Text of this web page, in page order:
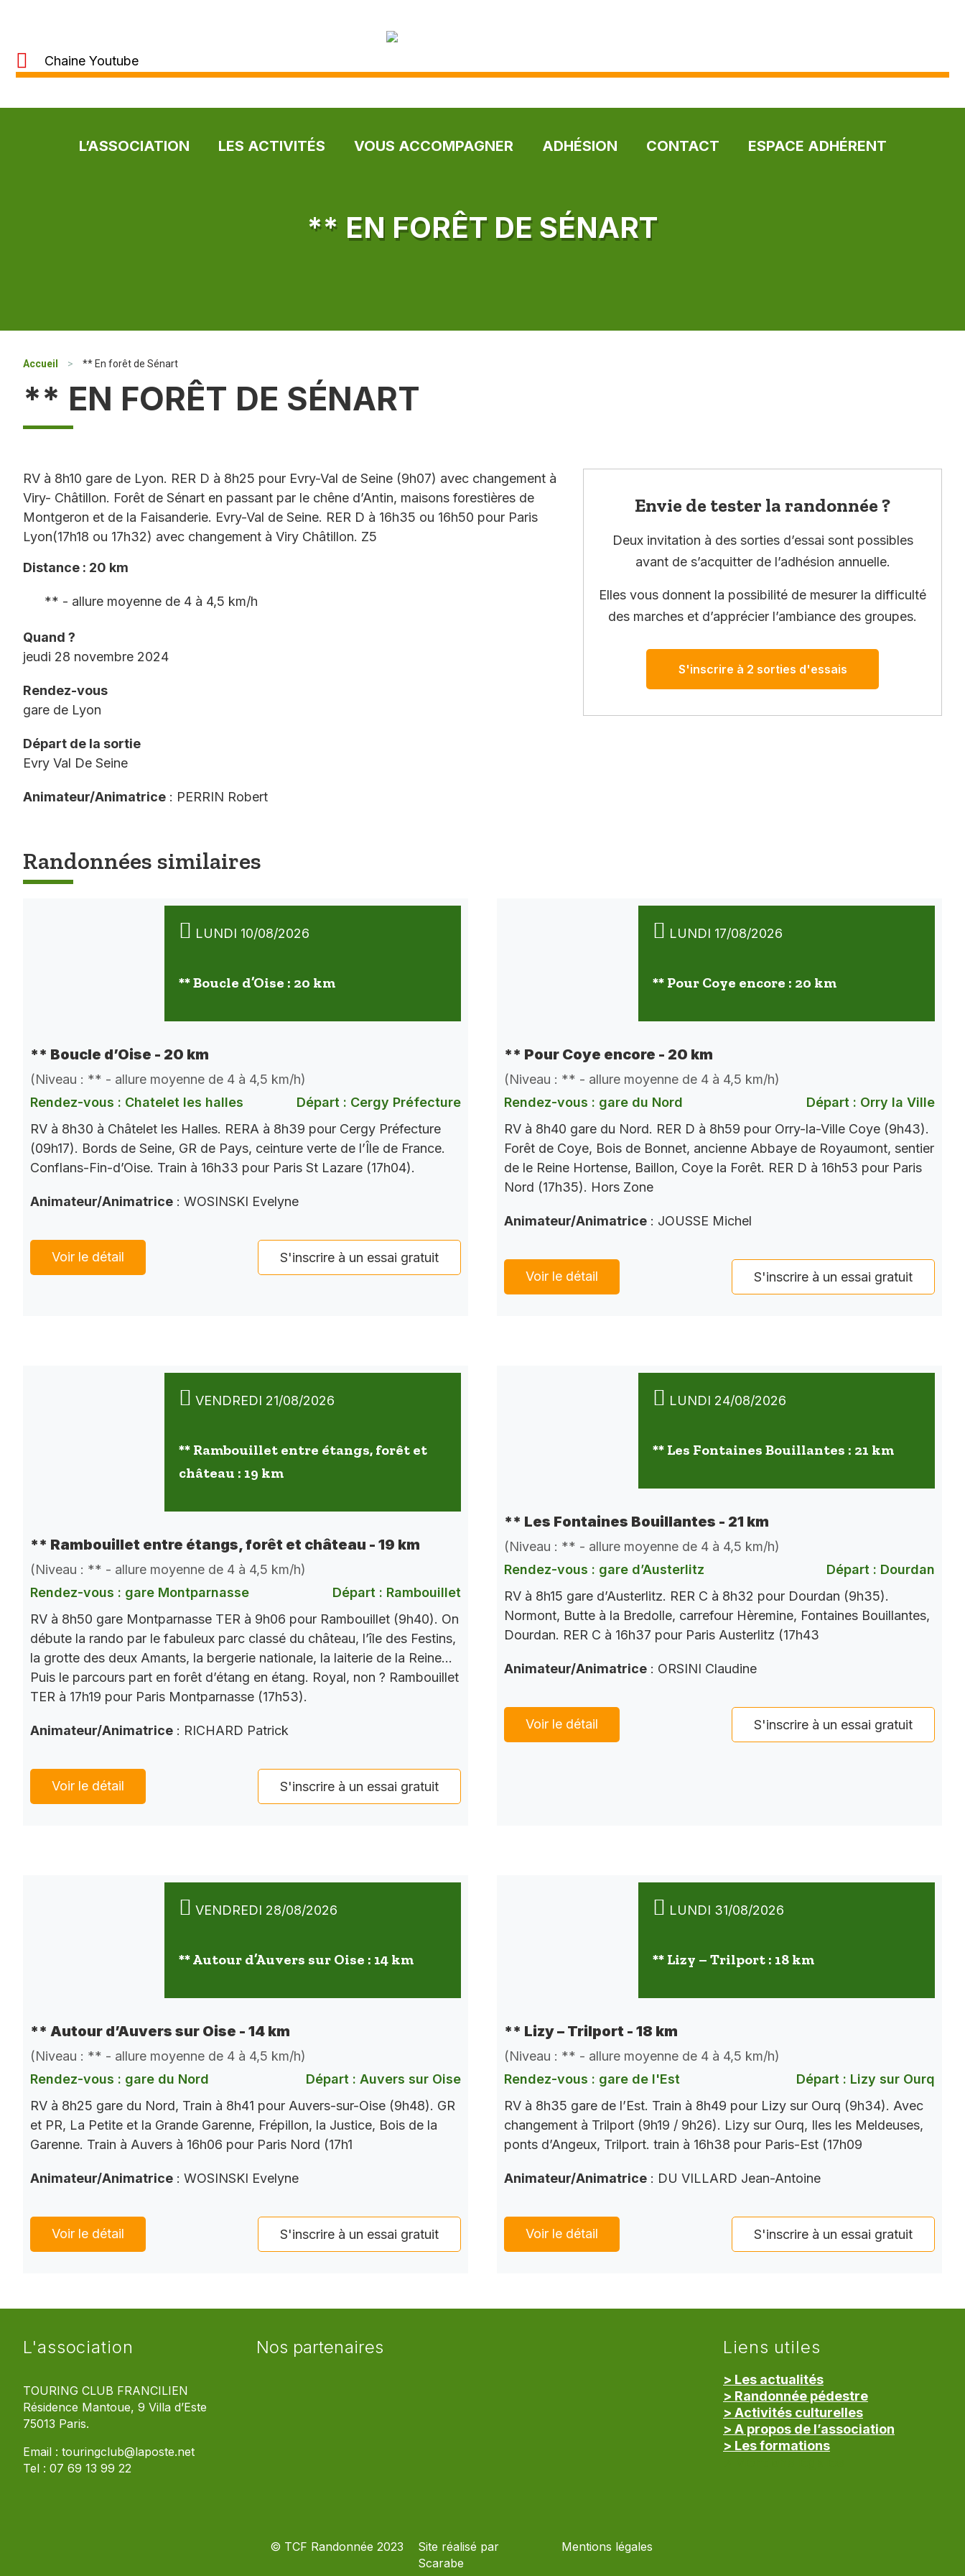
Chaine Youtube
L’ASSOCIATION LES ACTIVITÉS VOUS ACCOMPAGNER ADHÉSION CONTACT ESPACE ADHÉRENT
** EN FORÊT DE SÉNART
Accueil > ** En forêt de Sénart
** EN FORÊT DE SÉNART
RV à 8h10 gare de Lyon. RER D à 8h25 pour Evry-Val de Seine (9h07) avec changement à
Viry- Châtillon. Forêt de Sénart en passant par le chêne d’Antin, maisons forestières de
Montgeron et de la Faisanderie. Evry-Val de Seine. RER D à 16h35 ou 16h50 pour Paris
Lyon(17h18 ou 17h32) avec changement à Viry Châtillon. Z5
Distance : 20 km
** - allure moyenne de 4 à 4,5 km/h
Quand ?
jeudi 28 novembre 2024
Rendez-vous
gare de Lyon
Départ de la sortie
Evry Val De Seine
Animateur/Animatrice : PERRIN Robert
Envie de tester la randonnée ?
Deux invitation à des sorties d’essai sont possibles
avant de s’acquitter de l’adhésion annuelle.
Elles vous donnent la possibilité de mesurer la difficulté
des marches et d’apprécier l’ambiance des groupes.
S'inscrire à 2 sorties d'essais
Randonnées similaires
LUNDI 10/08/2026
** Boucle d’Oise : 20 km
** Boucle d’Oise - 20 km
(Niveau : ** - allure moyenne de 4 à 4,5 km/h)
Rendez-vous : Chatelet les halles
Départ : Cergy Préfecture
RV à 8h30 à Châtelet les Halles. RERA à 8h39 pour Cergy Préfecture
(09h17). Bords de Seine, GR de Pays, ceinture verte de l’Île de France.
Conflans-Fin-d’Oise. Train à 16h33 pour Paris St Lazare (17h04).
Animateur/Animatrice : WOSINSKI Evelyne
Voir le détail S'inscrire à un essai gratuit
LUNDI 17/08/2026
** Pour Coye encore : 20 km
** Pour Coye encore - 20 km
(Niveau : ** - allure moyenne de 4 à 4,5 km/h)
Rendez-vous : gare du Nord
Départ : Orry la Ville
RV à 8h40 gare du Nord. RER D à 8h59 pour Orry-la-Ville Coye (9h43).
Forêt de Coye, Bois de Bonnet, ancienne Abbaye de Royaumont, sentier
de le Reine Hortense, Baillon, Coye la Forêt. RER D à 16h53 pour Paris
Nord (17h35). Hors Zone
Animateur/Animatrice : JOUSSE Michel
Voir le détail S'inscrire à un essai gratuit
VENDREDI 21/08/2026
** Rambouillet entre étangs, forêt et
château : 19 km
** Rambouillet entre étangs, forêt et château - 19 km
(Niveau : ** - allure moyenne de 4 à 4,5 km/h)
Rendez-vous : gare Montparnasse
Départ : Rambouillet
RV à 8h50 gare Montparnasse TER à 9h06 pour Rambouillet (9h40). On
débute la rando par le fabuleux parc classé du château, l’île des Festins,
la grotte des deux Amants, la bergerie nationale, la laiterie de la Reine…
Puis le parcours part en forêt d’étang en étang. Royal, non ? Rambouillet
TER à 17h19 pour Paris Montparnasse (17h53).
Animateur/Animatrice : RICHARD Patrick
Voir le détail S'inscrire à un essai gratuit
LUNDI 24/08/2026
** Les Fontaines Bouillantes : 21 km
** Les Fontaines Bouillantes - 21 km
(Niveau : ** - allure moyenne de 4 à 4,5 km/h)
Rendez-vous : gare d’Austerlitz
Départ : Dourdan
RV à 8h15 gare d’Austerlitz. RER C à 8h32 pour Dourdan (9h35).
Normont, Butte à la Bredolle, carrefour Hèremine, Fontaines Bouillantes,
Dourdan. RER C à 16h37 pour Paris Austerlitz (17h43
Animateur/Animatrice : ORSINI Claudine
Voir le détail S'inscrire à un essai gratuit
VENDREDI 28/08/2026
** Autour d’Auvers sur Oise : 14 km
** Autour d’Auvers sur Oise - 14 km
(Niveau : ** - allure moyenne de 4 à 4,5 km/h)
Rendez-vous : gare du Nord
Départ : Auvers sur Oise
RV à 8h25 gare du Nord, Train à 8h41 pour Auvers-sur-Oise (9h48). GR
et PR, La Petite et la Grande Garenne, Frépillon, la Justice, Bois de la
Garenne. Train à Auvers à 16h06 pour Paris Nord (17h1
Animateur/Animatrice : WOSINSKI Evelyne
Voir le détail S'inscrire à un essai gratuit
LUNDI 31/08/2026
** Lizy – Trilport : 18 km
** Lizy – Trilport - 18 km
(Niveau : ** - allure moyenne de 4 à 4,5 km/h)
Rendez-vous : gare de l'Est
Départ : Lizy sur Ourq
RV à 8h35 gare de l’Est. Train à 8h49 pour Lizy sur Ourq (9h34). Avec
changement à Trilport (9h19 / 9h26). Lizy sur Ourq, Iles les Meldeuses,
ponts d’Angeux, Trilport. train à 16h38 pour Paris-Est (17h09
Animateur/Animatrice : DU VILLARD Jean-Antoine
Voir le détail S'inscrire à un essai gratuit
L'association
TOURING CLUB FRANCILIEN
Résidence Mantoue, 9 Villa d’Este
75013 Paris.
Email : touringclub@laposte.net
Tel : 07 69 13 99 22
Nos partenaires Liens utiles
> Les actualités
> Randonnée pédestre
> Activités culturelles
> A propos de l’association
> Les formations
© TCF Randonnée 2023
Site réalisé par
Scarabe
Mentions légales